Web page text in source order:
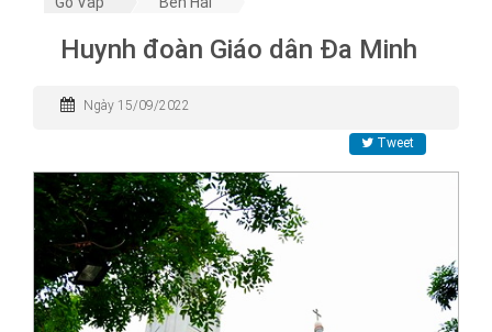
Huynh đoàn Giáo dân Đa Minh
Ngày 15/09/2022
Tweet